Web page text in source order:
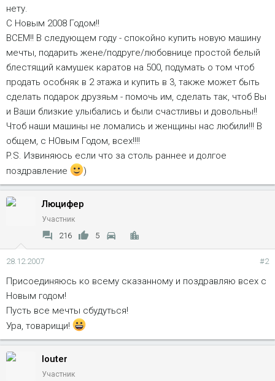
нету.
С Новым 2008 Годом!!
ВСЕМ!! В следующем году - спокойно купить новую машину
мечты, подарить жене/подруге/любовнице простой белый
блестящий камушек каратов на 500, подумать о том чтоб
продать особняк в 2 этажа и купить в 3, также может быть
сделать подарок друзяьм - помочь им, сделать так, чтоб Вы
и Ваши близкие улыбались и были счастливы и довольны!!
Чтоб наши машины не ломались и женщины нас любили!!! В
общем, с НОвым Годом, всех!!!!
P.S. Извиняюсь если что за столь раннее и долгое
поздравление
)
Люцифер
Участник
216 5
28.12.2007 #2
Присоединяюсь ко всему сказанному и поздравляю всех с
Новым годом!
Пусть все мечты сбудуться!
Ура, товарищи!
louter
Участник